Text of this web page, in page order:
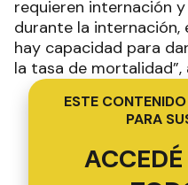
requieren internación
durante la internación,
hay capacidad para
la tasa de mortalidad”,
ESTE
PARA